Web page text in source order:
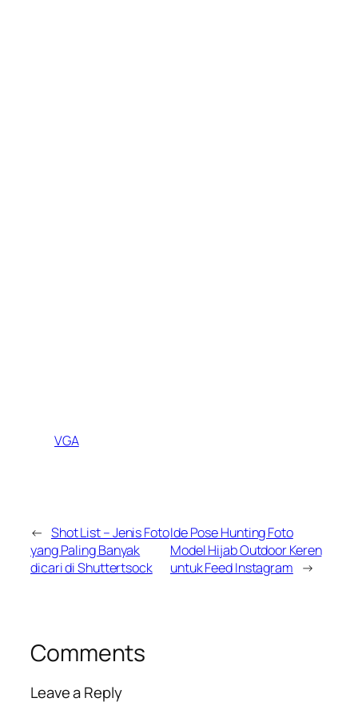
VGA
← Shot List – Jenis Foto
yang Paling Banyak
dicari di Shuttertsock
Ide Pose Hunting Foto
Model Hijab Outdoor Keren
untuk Feed Instagram →
Comments
Leave a Reply